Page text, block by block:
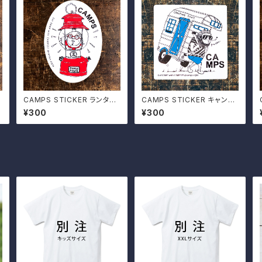
CAMPS STICKER ランタン
おじさん
¥300
CAMPS STICKER キャンピ
ングシェル
¥300